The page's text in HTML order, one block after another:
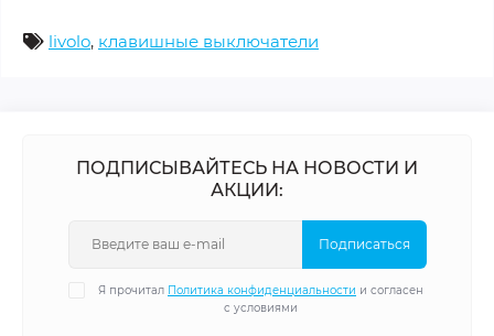
livolo, клавишные выключатели
ПОДПИСЫВАЙТЕСЬ НА НОВОСТИ И
АКЦИИ:
Подписаться
Я прочитал Политика конфиденциальности и согласен
с условиями